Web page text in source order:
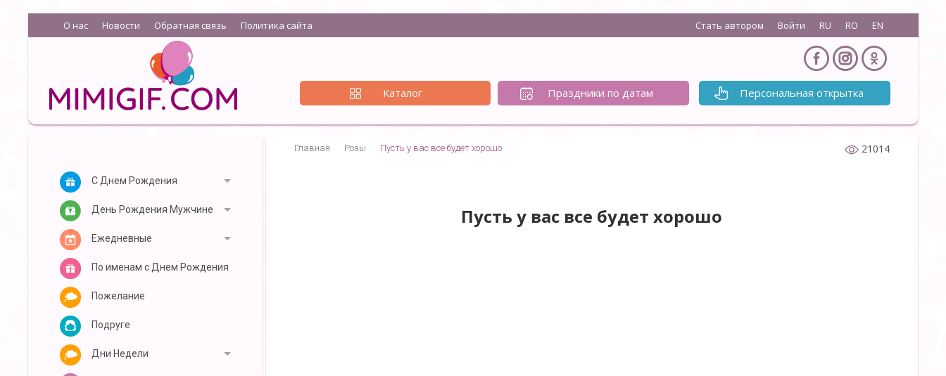
О нас Новости Обратная связь Политика сайта Стать автором Войти RU RO EN
Каталог Праздники по датам Персональная открытка
С Днем Рождения
День Рождения Мужчине
Ежедневные
По именам с Днем Рождения
Пожелание
Подруге
Дни Недели
Главная Розы Пусть у вас все будет хорошо 21014
Пусть у вас все будет хорошо